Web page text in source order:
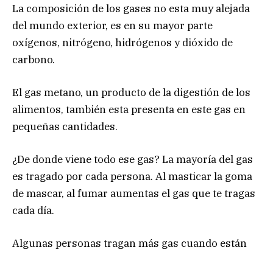
La composición de los gases no esta muy alejada
del mundo exterior, es en su mayor parte
oxígenos, nitrógeno, hidrógenos y dióxido de
carbono.
El gas metano, un producto de la digestión de los
alimentos, también esta presenta en este gas en
pequeñas cantidades.
¿De donde viene todo ese gas? La mayoría del gas
es tragado por cada persona. Al masticar la goma
de mascar, al fumar aumentas el gas que te tragas
cada día.
Algunas personas tragan más gas cuando están